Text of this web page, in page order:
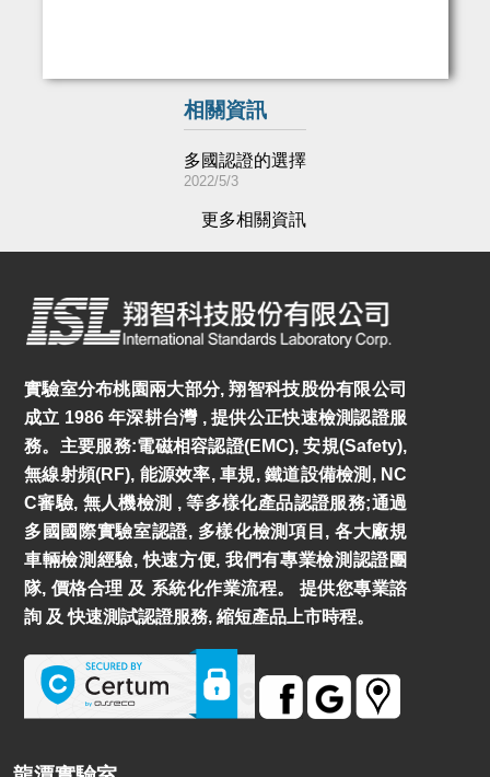
相關資訊
多國認證的選擇
2022/5/3
更多相關資訊
實驗室分布桃園兩大部分, 翔智科技股份有限公司
成立 1986 年深耕台灣 , 提供公正快速檢測認證服
務。主要服務:電磁相容認證(EMC), 安規(Safety),
無線射頻(RF), 能源效率, 車規, 鐵道設備檢測, NC
C審驗, 無人機檢測 , 等多樣化產品認證服務;通過
多國國際實驗室認證, 多樣化檢測項目, 各大廠規
車輛檢測經驗, 快速方便, 我們有專業檢測認證團
隊, 價格合理 及 系統化作業流程。 提供您專業諮
詢 及 快速測試認證服務, 縮短產品上市時程。